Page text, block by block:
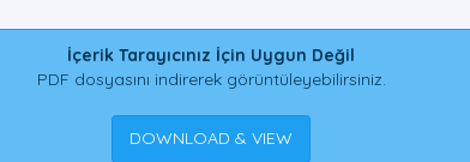
İçerik Tarayıcınız İçin Uygun Değil
PDF dosyasını indirerek görüntüleyebilirsiniz.
DOWNLOAD & VIEW